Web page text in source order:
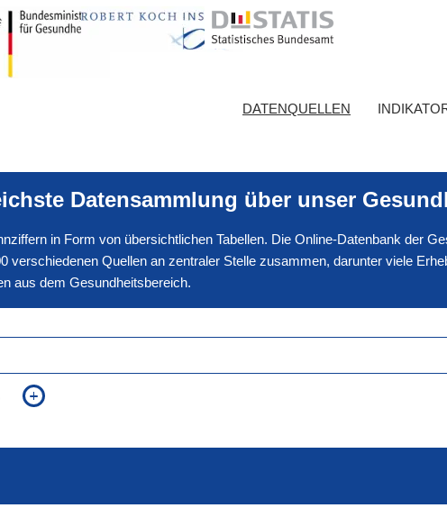
DATENQUELLEN
Datensammlung über unser
in Form von übersichtlichen Tabellen. Die Online-Datenbank der
verschiedenen Quellen an zentraler Stelle zusammen, darunter viele
aus dem Gesundheitsbereich.